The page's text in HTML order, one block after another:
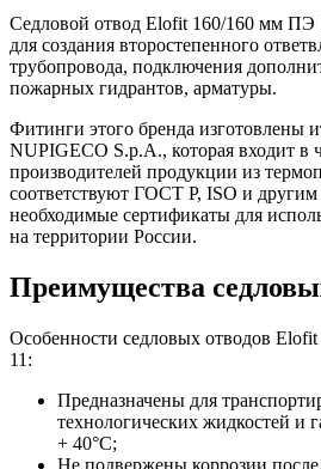
Седловой отвод Elofit 160/160 мм ПЭ
для создания второстепенного
трубопровода, подключения
пожарных гидрантов, арматуры.
Фитинги этого бренда изготовлены
NUPIGECO S.p.A., которая входит в
производителей продукции из
соответствуют ГОСТ Р, ISO и
необходимые сертификаты для
на территории России.
Преимущества
Особенности седловых отводов
11:
Предназначены для
технологических жидкостей и
+ 40°С;
Не подвержены коррозии после